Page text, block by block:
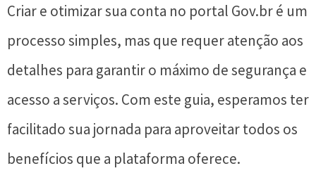
Criar e otimizar sua conta no portal Gov.br é um
processo simples, mas que requer atenção aos
detalhes para garantir o máximo de segurança e
acesso a serviços. Com este guia, esperamos ter
facilitado sua jornada para aproveitar todos os
benefícios que a plataforma oferece.